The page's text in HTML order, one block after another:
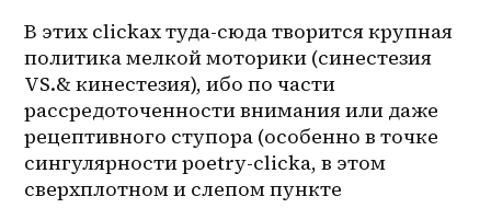
В этих clickах туда-сюда творится крупная
политика мелкой моторики (синестезия
VS.& кинестезия), ибо по части
рассредоточенности внимания или даже
рецептивного ступора (особенно в точке
сингулярности poetry-clicka, в этом
сверхплотном и слепом пункте